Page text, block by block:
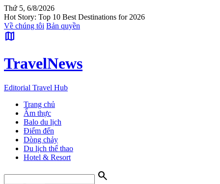
Thứ 5, 6/8/2026
Hot Story: Top 10 Best Destinations for 2026
Về chúng tôi Bản quyền
map
TravelNews
Editorial Travel Hub
Trang chủ
Ẩm thực
Balo du lịch
Điểm đến
Dòng chảy
Du lịch thể thao
Hotel & Resort
search